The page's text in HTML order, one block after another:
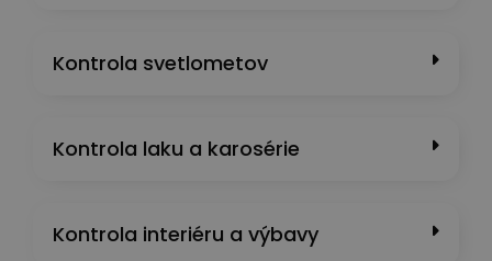
Kontrola svetlometov
Kontrola laku a karosérie
Kontrola interiéru a výbavy